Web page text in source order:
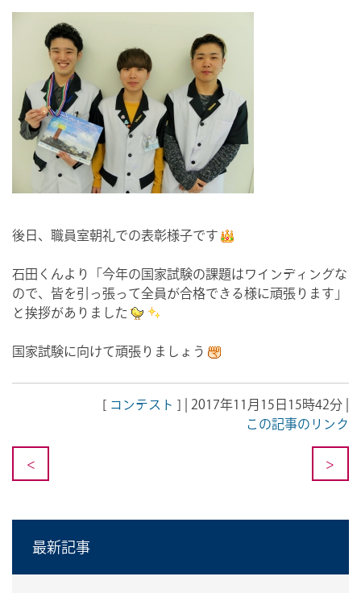
後日、職員室朝礼での表彰様子です
石田くんより「今年の国家試験の課題はワインディングな
ので、皆を引っ張って全員が合格できる様に頑張ります」
と挨拶がありました
国家試験に向けて頑張りましょう
[ コンテスト ] | 2017年11月15日15時42分 |
この記事のリンク
< >
最新記事